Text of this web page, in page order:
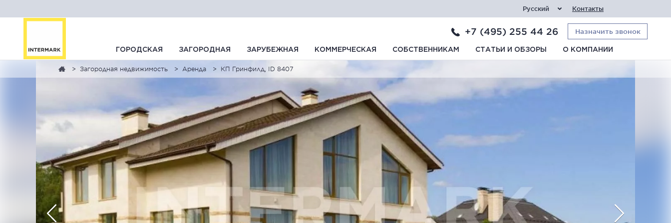
Русский Контакты
+7 (495) 255 44 26 Назначить звонок
ГОРОДСКАЯ ЗАГОРОДНАЯ ЗАРУБЕЖНАЯ КОММЕРЧЕСКАЯ СОБСТВЕННИКАМ СТАТЬИ И ОБЗОРЫ О КОМПАНИИ
Загородная недвижимость Аренда КП Гринфилд, ID 8407